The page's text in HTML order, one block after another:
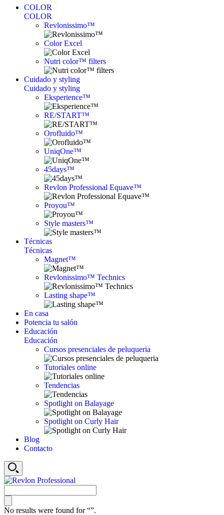
COLOR
COLOR
Revlonissimo™
Color Excel
Nutri color™ filters
Cuidado y styling
Cuidado y styling
Eksperience™
RE/START™
Orofluido™
UniqOne™
45days™
Revlon Professional Equave™
Proyou™
Style masters™
Técnicas
Técnicas
Magnet™
Revlonissimo™ Technics
Lasting shape™
En casa
Potencia tu salón
Educación
Educación
Cursos presenciales de peluqueria
Tutoriales online
Tendencias
Spotlight on Balayage
Spotlight on Curly Hair
Blog
Contacto
No results were found for “”.